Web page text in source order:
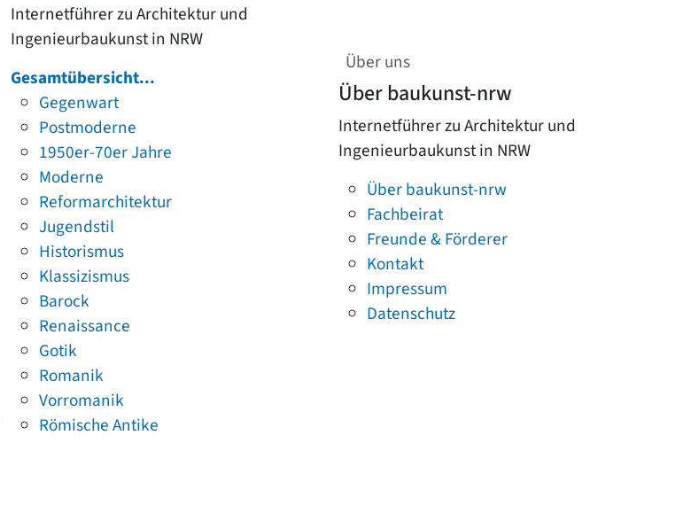
Internetführer zu Architektur und
Ingenieurbaukunst in NRW
Gesamtübersicht...
Gegenwart
Postmoderne
1950er-70er Jahre
Moderne
Reformarchitektur
Jugendstil
Historismus
Klassizismus
Barock
Renaissance
Gotik
Romanik
Vorromanik
Römische Antike
Über uns
Über baukunst-nrw
Internetführer zu Architektur und
Ingenieurbaukunst in NRW
Über baukunst-nrw
Fachbeirat
Freunde & Förderer
Kontakt
Impressum
Datenschutz